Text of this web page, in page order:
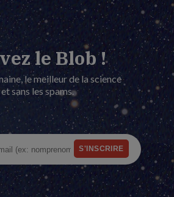
le Blob !
le meilleur de la science
et sans les spams.